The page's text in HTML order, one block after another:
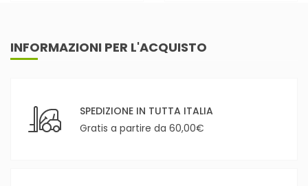
INFORMAZIONI PER L'ACQUISTO
SPEDIZIONE IN TUTTA ITALIA
Gratis a partire da 60,00€